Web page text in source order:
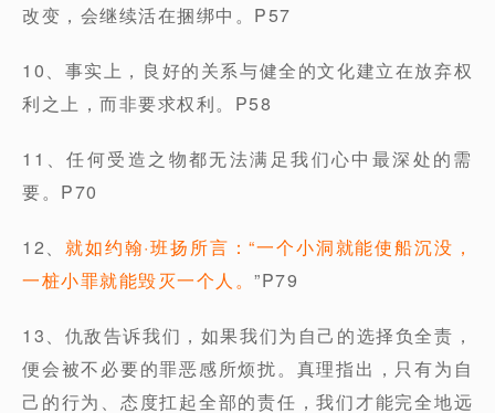
改变，会继续活在捆绑中。P57
10、事实上，良好的关系与健全的文化建立在放弃权
利之上，而非要求权利。P58
11、任何受造之物都无法满足我们心中最深处的需
要。P70
12、就如约翰·班扬所言：“一个小洞就能使船沉没，
一桩小罪就能毁灭一个人。 ”P79
13、仇敌告诉我们，如果我们为自己的选择负全责，
便会被不必要的罪恶感所烦扰。真理指出，只有为自
己的行为、态度扛起全部的责任，我们才能完全地远